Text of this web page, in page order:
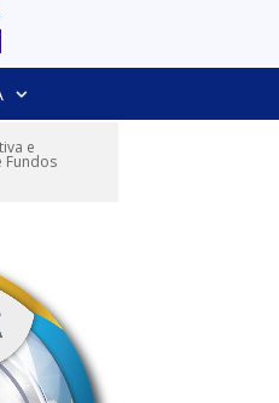
e
Fundos